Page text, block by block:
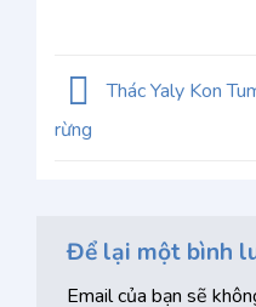
Thác Yaly Kon
rừng
Để lại một bình
Email của bạn sẽ